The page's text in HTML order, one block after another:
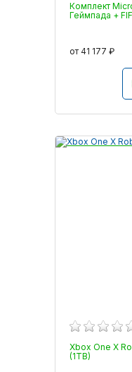
Комплект
Геймпада +
от 41 177 ₽
Xbox One X
(1TB)